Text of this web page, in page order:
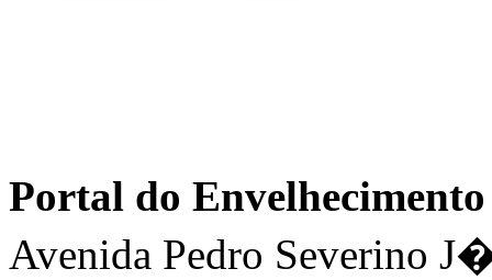
Portal do
Avenida Pedro Severino